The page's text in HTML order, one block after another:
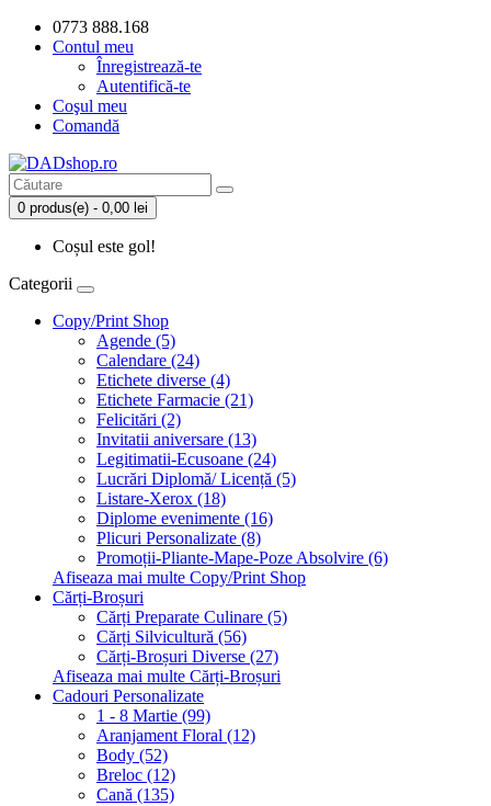
0773 888.168
Contul meu
Înregistrează-te
Autentifică-te
Coşul meu
Comandă
0 produs(e) - 0,00 lei
Coșul este gol!
Categorii
Copy/Print Shop
Agende (5)
Calendare (24)
Etichete diverse (4)
Etichete Farmacie (21)
Felicitări (2)
Invitatii aniversare (13)
Legitimatii-Ecusoane (24)
Lucrări Diplomă/ Licență (5)
Listare-Xerox (18)
Diplome evenimente (16)
Plicuri Personalizate (8)
Promoții-Pliante-Mape-Poze Absolvire (6)
Afiseaza mai multe Copy/Print Shop
Cărți-Broșuri
Cărți Preparate Culinare (5)
Cărți Silvicultură (56)
Cărți-Broșuri Diverse (27)
Afiseaza mai multe Cărți-Broșuri
Cadouri Personalizate
1 - 8 Martie (99)
Aranjament Floral (12)
Body (52)
Breloc (12)
Cană (135)